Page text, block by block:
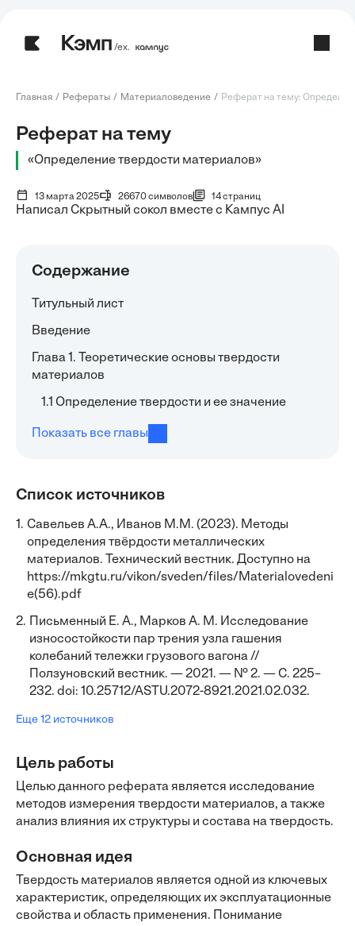
/ех.
Главная Рефераты Материаловедение Реферат на тему:
Реферат на тему
«Определение твердости материалов»
13 марта 2025 26670 символов 14 страниц
Написал Скрытный сокол вместе с Кампус AI
Содержание
Титульный лист
Введение
Глава 1. Теоретические основы твердости
материалов
1.1 Определение твердости и ее значение
Показать все главы
Список источников
1. Савельев А.А., Иванов М.М. (2023). Методы
определения твёрдости металлических
материалов. Технический вестник. Доступно на
https://mkgtu.ru/vikon/sveden/files/Materialovedeni
e(56).pdf
2.
Письменный Е. А., Марков А. М. Исследование
износостойкости пар трения узла гашения
колебаний тележки грузового вагона //
Ползуновский вестник. — 2021. — № 2. — С. 225–
232. doi: 10.25712/ASTU.2072-8921.2021.02.032.
Еще 12 источников
Цель работы
Целью данного реферата является исследование
методов измерения твердости материалов, а также
анализ влияния их структуры и состава на твердость.
Основная идея
Твердость материалов является одной из ключевых
характеристик, определяющих их эксплуатационные
свойства и область применения. Понимание